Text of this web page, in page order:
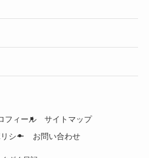
フィール
サイトマップ
シー
お問い合わせ